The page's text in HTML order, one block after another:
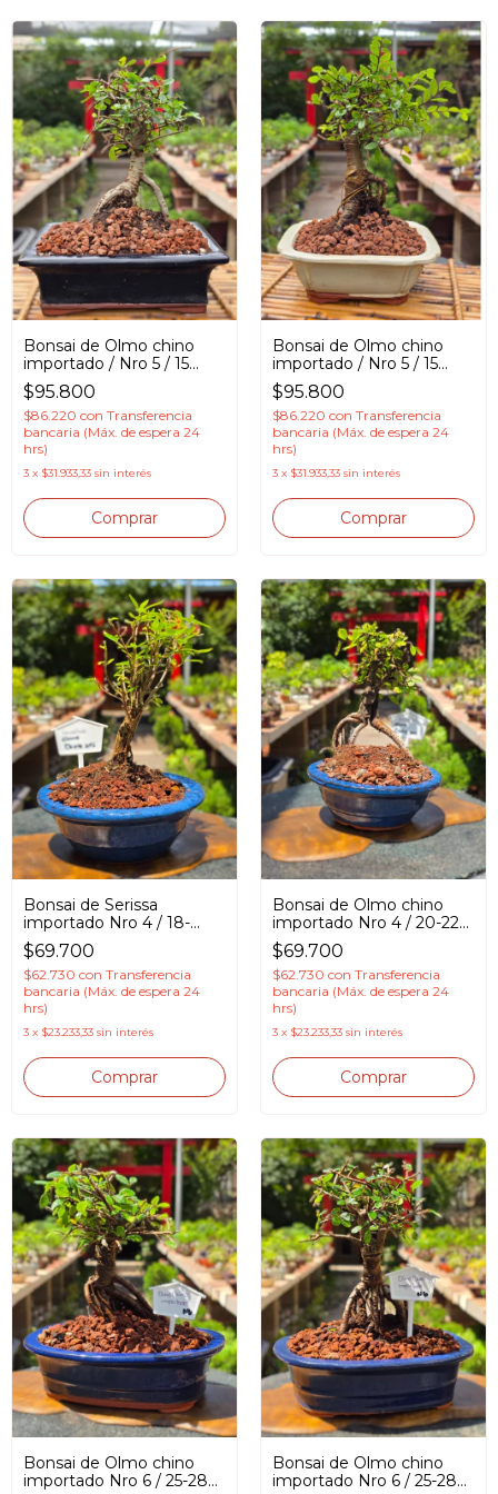
Bonsai de Olmo chino
importado / Nro 5 / 15
años Maceta esmaltada
$95.800
$86.220 con Transferencia
bancaria (Máx. de espera 24
hrs)
3 x $31.933,33 sin interés
Bonsai de Olmo chino
importado / Nro 5 / 15
años Maceta esmaltada
$95.800
$86.220 con Transferencia
bancaria (Máx. de espera 24
hrs)
3 x $31.933,33 sin interés
Bonsai de Serissa
importado Nro 4 / 18-
20cm / 12 años en
Maceta esmaltada
$69.700
$62.730 con Transferencia
bancaria (Máx. de espera 24
hrs)
3 x $23.233,33 sin interés
Bonsai de Olmo chino
importado Nro 4 / 20-22
cm / 12 años en Maceta
esmaltada
$69.700
$62.730 con Transferencia
bancaria (Máx. de espera 24
hrs)
3 x $23.233,33 sin interés
Bonsai de Olmo chino
importado Nro 6 / 25-28
Bonsai de Olmo chino
importado Nro 6 / 25-28